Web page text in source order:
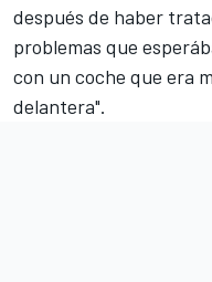
después de haber
problemas que
con un coche que era
delantera".